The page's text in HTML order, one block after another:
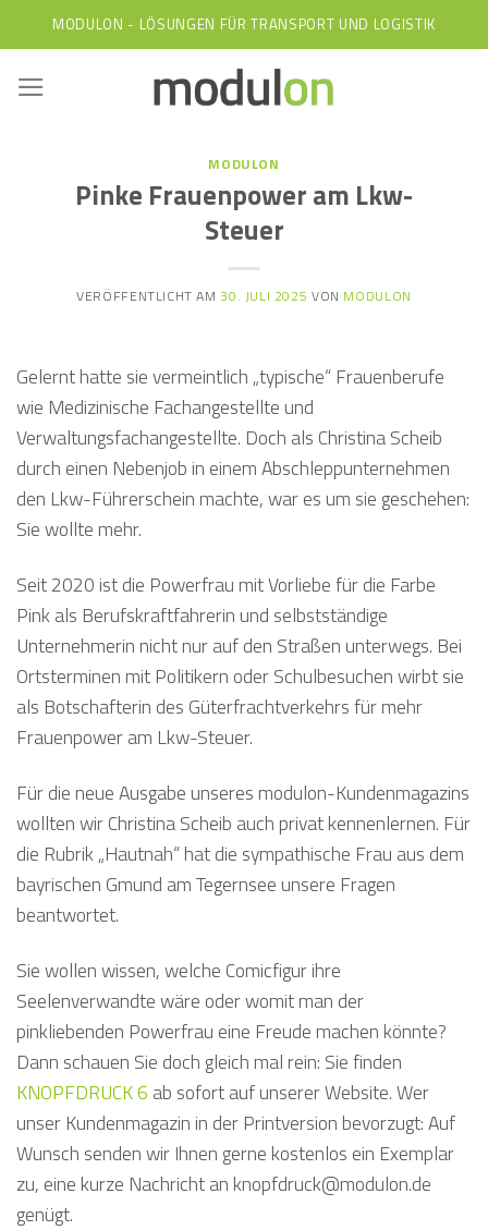
to
content
MODULON - LÖSUNGEN FÜR TRANSPORT UND LOGISTIK
MODULON
Pinke Frauenpower am Lkw-
Steuer
VERÖFFENTLICHT AM 30. JULI 2025 VON MODULON
Gelernt hatte sie vermeintlich „typische“ Frauenberufe
wie Medizinische Fachangestellte und
Verwaltungsfachangestellte. Doch als Christina Scheib
durch einen Nebenjob in einem Abschleppunternehmen
den Lkw-Führerschein machte, war es um sie geschehen:
Sie wollte mehr.
Seit 2020 ist die Powerfrau mit Vorliebe für die Farbe
Pink als Berufskraftfahrerin und selbstständige
Unternehmerin nicht nur auf den Straßen unterwegs. Bei
Ortsterminen mit Politikern oder Schulbesuchen wirbt sie
als Botschafterin des Güterfrachtverkehrs für mehr
Frauenpower am Lkw-Steuer.
Für die neue Ausgabe unseres modulon-Kundenmagazins
wollten wir Christina Scheib auch privat kennenlernen. Für
die Rubrik „Hautnah“ hat die sympathische Frau aus dem
bayrischen Gmund am Tegernsee unsere Fragen
beantwortet.
Sie wollen wissen, welche Comicfigur ihre
Seelenverwandte wäre oder womit man der
pinkliebenden Powerfrau eine Freude machen könnte?
Dann schauen Sie doch gleich mal rein: Sie finden
KNOPFDRUCK 6 ab sofort auf unserer Website. Wer
unser Kundenmagazin in der Printversion bevorzugt: Auf
Wunsch senden wir Ihnen gerne kostenlos ein Exemplar
zu, eine kurze Nachricht an knopfdruck@modulon.de
genügt.